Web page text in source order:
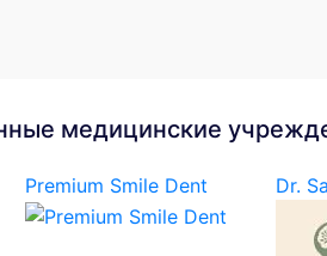
медицинские
Premium Smile Dent Dr.